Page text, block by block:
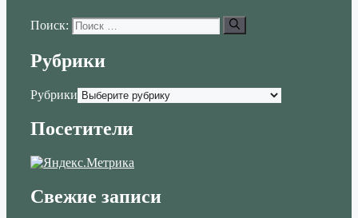
Поиск:
Рубрики
Рубрики
Посетители
Свежие записи